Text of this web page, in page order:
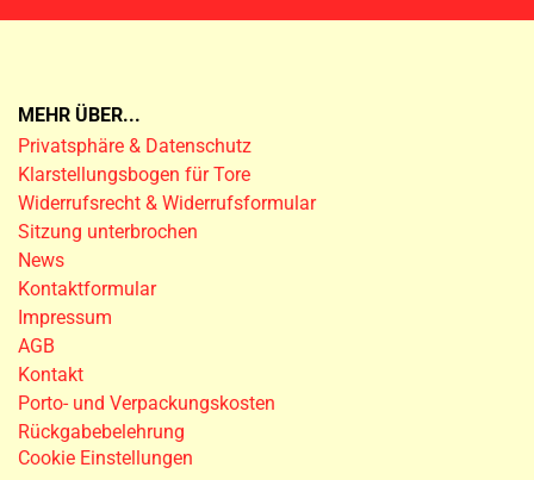
MEHR ÜBER...
Privatsphäre & Datenschutz
Klarstellungsbogen für Tore
Widerrufsrecht & Widerrufsformular
Sitzung unterbrochen
News
Kontaktformular
Impressum
AGB
Kontakt
Porto- und Verpackungskosten
Rückgabebelehrung
Cookie Einstellungen